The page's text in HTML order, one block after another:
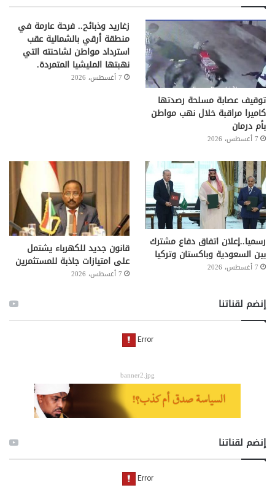
توقيف عصابة مسلحة رصدتها
كاميرا مراقبة خلال نهب مواطن
بأم درمان
7 أغسطس، 2026
زغاريد وذبائح.. فرحة عارمة في
منطقة أرقي بالشمالية عقب
استرداد مواطن لشاحنته التي
نهبتها المليشيا المتمردة.
7 أغسطس، 2026
رسميا..إعلان اتفاق دفاع مشترك
بين السعودية وباكستان وتركيا
7 أغسطس، 2026
قانون جديد للكهرباء يشتمل
على امتيازات جاذبة للمستثمرين
7 أغسطس، 2026
إنضم لقناتنا
banner2.jpg
إنضم لقناتنا